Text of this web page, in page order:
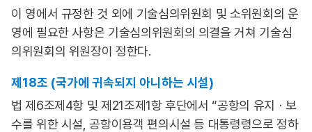
이 영에서 규정한 것 외에 기술심의위원회 및 소위원회의 운
영에 필요한 사항은 기술심의위원회의 의결을 거쳐 기술심
의위원회의 위원장이 정한다.
제18조 (국가에 귀속되지 아니하는 시설)
법 제6조제4항 및 제21조제1항 후단에서 “공항의 유지ㆍ보
수를 위한 시설, 공항이용객 편의시설 등 대통령령으로 정하